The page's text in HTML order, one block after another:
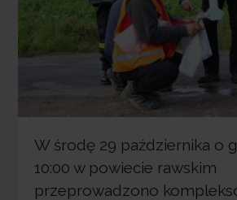
W środę 29 października o
10:00 w powiecie rawskim
przeprowadzono